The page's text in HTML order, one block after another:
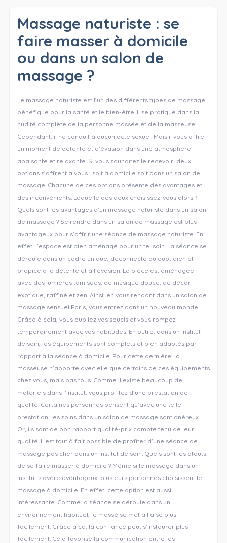
Massage naturiste : se
faire masser à domicile
ou dans un salon de
massage ?
Le massage naturiste est l’un des différents types de massage
bénéfique pour la santé et le bien-être. Il se pratique dans la
nudité complète de la personne massée et de la masseuse.
Cependant, il ne conduit à aucun acte sexuel. Mais il vous offre
un moment de détente et d’évasion dans une atmosphère
apaisante et relaxante. Si vous souhaitez le recevoir, deux
options s’offrent à vous : soit à domicile soit dans un salon de
massage. Chacune de ces options présente des avantages et
des inconvénients. Laquelle des deux choisissez-vous alors ?
Quels sont les avantages d’un massage naturiste dans un salon
de massage ? Se rendre dans un salon de massage est plus
avantageux pour s’offrir une séance de massage naturiste. En
effet, l’espace est bien aménagé pour un tel soin. La séance se
déroule dans un cadre unique, déconnecté du quotidien et
propice à la détente et à l’évasion. La pièce est aménagée
avec des lumières tamisées, de musique douce, de décor
exotique, raffiné et zen. Ainsi, en vous rendant dans un salon de
massage sensuel Paris, vous entrez dans un nouveau monde.
Grâce à cela, vous oubliez vos soucis et vous rompez
temporairement avec vos habitudes. En outre, dans un institut
de soin, les équipements sont complets et bien adaptés par
rapport à la séance à domicile. Pour cette dernière, la
masseuse n’apporte avec elle que certains de ces équipements
chez vous, mais pas tous. Comme il existe beaucoup de
matériels dans l’institut, vous profitez d’une prestation de
qualité. Certaines personnes pensent qu’avec une telle
prestation, les soins dans un salon de massage sont onéreux.
Or, ils sont de bon rapport qualité-prix compte tenu de leur
qualité. Il est tout à fait possible de profiter d’une séance de
massage pas cher dans un institut de soin. Quels sont les atouts
de se faire masser à domicile ? Même si le massage dans un
institut s’avère avantageux, plusieurs personnes choisissent le
massage à domicile. En effet, cette option est aussi
intéressante. Comme la séance se déroule dans un
environnement habituel, le massé se met à l’aise plus
facilement. Grâce à ça, la confiance peut s’instaurer plus
facilement. Cela favorise la communication entre les